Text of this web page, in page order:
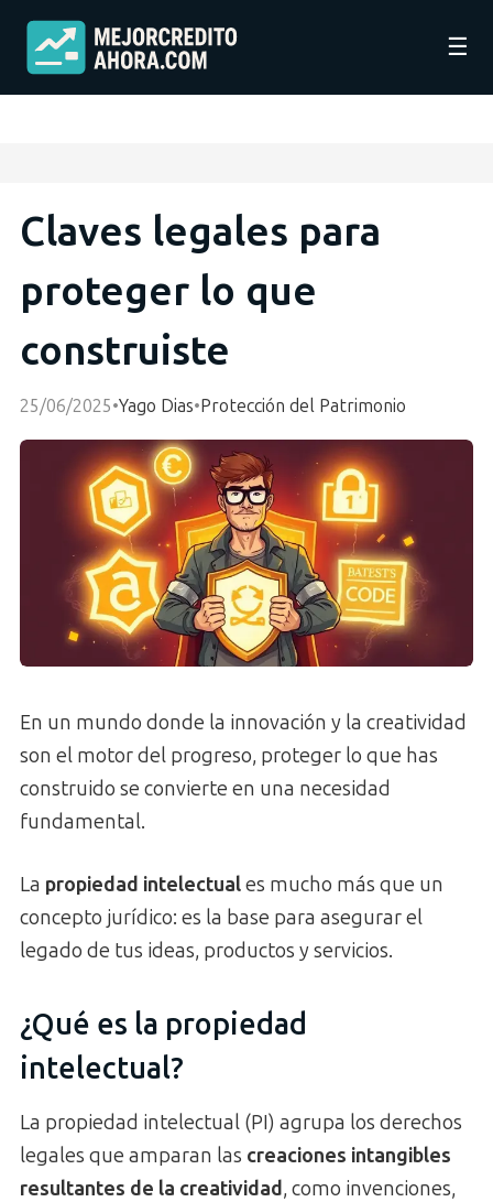
☰
Claves legales para
proteger lo que
construiste
25/06/2025•Yago Dias•Protección del Patrimonio
En un mundo donde la innovación y la creatividad
son el motor del progreso, proteger lo que has
construido se convierte en una necesidad
fundamental.
La propiedad intelectuales mucho más que un
concepto jurídico: es la base para asegurar el
legado de tus ideas, productos y servicios.
¿Qué es la propiedad
intelectual?
La propiedad intelectual (PI) agrupa los derechos
legales que amparan las creaciones intangibles
resultantes de la creatividad, como invenciones,